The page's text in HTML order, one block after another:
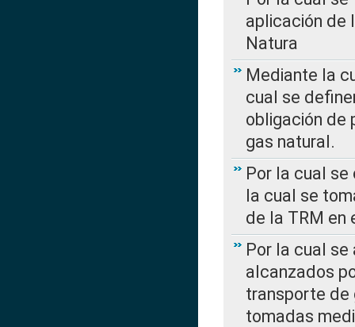
aplicación de
Natura
Mediante la
cual se
obligación de
gas natural.
Por la cual se
la cual se
de la TRM en
Por la cual
alcanzados
transporte de
tomadas